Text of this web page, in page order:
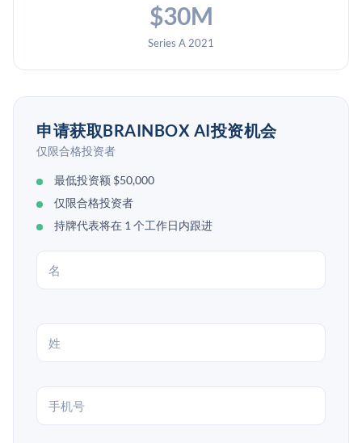
$30M
Series A 2021
申请获取BRAINBOX AI投资机会
仅限合格投资者
最低投资额 $50,000
仅限合格投资者
持牌代表将在 1 个工作日内跟进